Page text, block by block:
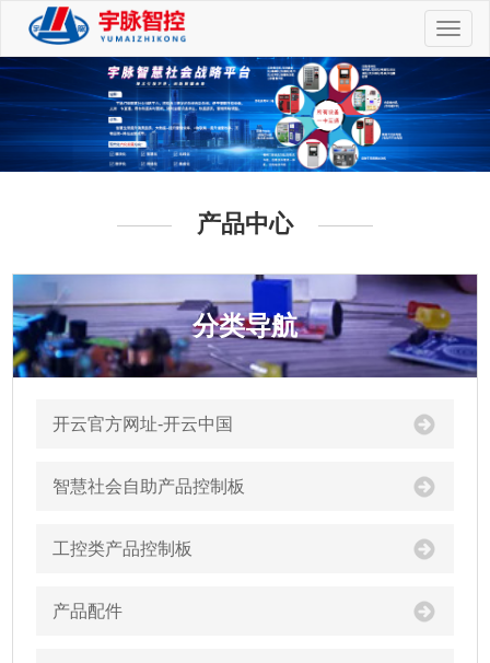
切
换
航
产品中心
分类导航
开云官方网址-开云中国
智慧社会自助产品控制板
工控类产品控制板
产品配件